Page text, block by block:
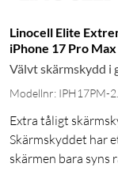
Linocell Elite
iPhone 17 Pro Max
Välvt skärmskydd i
Modellnr: IPH17PM-
Extra tåligt
Skärmskyddet har
skärmen bara syns